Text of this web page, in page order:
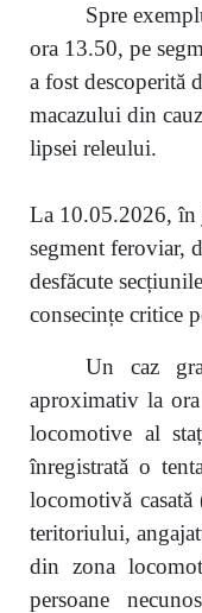
Spre
ora 13.50, pe
a fost descoperită
macazului din
lipsei releului.
La 10.05.2026, în
segment feroviar,
desfăcute
consecințe critice
Un caz
aproximativ la
locomotive al
înregistrată o
locomotivă
teritoriului,
din zona
persoane